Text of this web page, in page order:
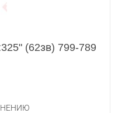
(62зв) 799-789